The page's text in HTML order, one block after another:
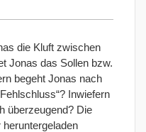
die Kluft zwischen
Jonas das Sollen bzw.
begeht Jonas nach
Inwiefern
überzeugend? Die